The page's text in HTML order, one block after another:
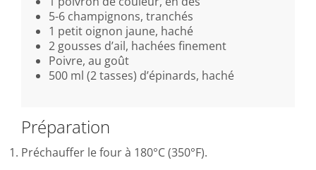
5-6 champignons, tranchés
1 petit oignon jaune, haché
2 gousses d’ail, hachées finement
Poivre, au goût
500 ml (2 tasses) d’épinards, haché
Préparation
Préchauffer le four à 180°C (350°F).